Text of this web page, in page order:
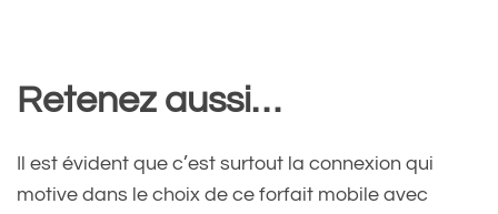
Retenez aussi…
Il est évident que c’est surtout la connexion qui
motive dans le choix de ce forfait mobile avec